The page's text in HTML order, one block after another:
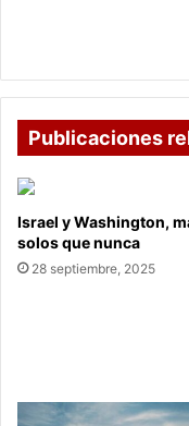
Publicaciones
Israel y Washington,
solos que nunca
28 septiembre, 2025